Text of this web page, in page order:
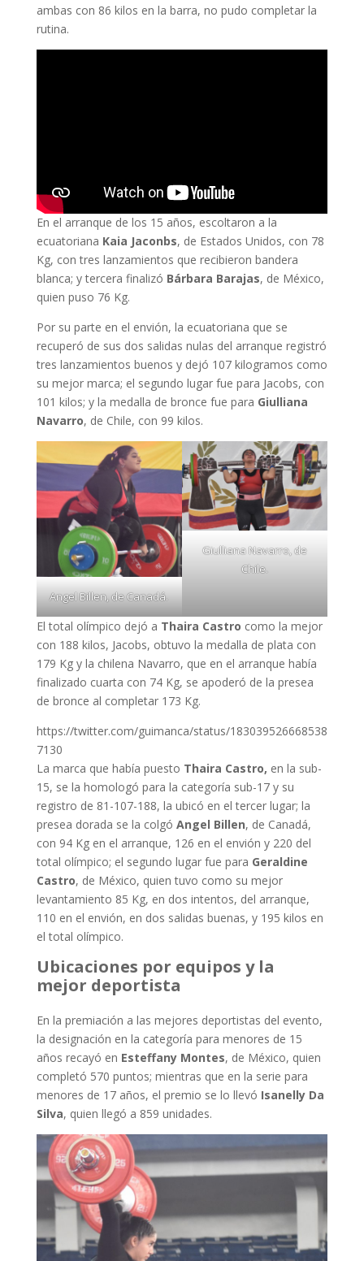
ambas con 86 kilos en la barra, no pudo completar la
rutina.
En el arranque de los 15 años, escoltaron a la
ecuatoriana Kaia Jaconbs, de Estados Unidos, con 78
Kg, con tres lanzamientos que recibieron bandera
blanca; y tercera finalizó Bárbara Barajas, de México,
quien puso 76 Kg.
Por su parte en el envión, la ecuatoriana que se
recuperó de sus dos salidas nulas del arranque registró
tres lanzamientos buenos y dejó 107 kilogramos como
su mejor marca; el segundo lugar fue para Jacobs, con
101 kilos; y la medalla de bronce fue para Giulliana
Navarro, de Chile, con 99 kilos.
Angel Billen, de Canadá.
Giulliana Navarro, de
Chile.
El total olímpico dejó a Thaira Castro como la mejor
con 188 kilos, Jacobs, obtuvo la medalla de plata con
179 Kg y la chilena Navarro, que en el arranque había
finalizado cuarta con 74 Kg, se apoderó de la presea
de bronce al completar 173 Kg.
https://twitter.com/guimanca/status/183039526668538
7130
La marca que había puesto Thaira Castro, en la sub-
15, se la homologó para la categoría sub-17 y su
registro de 81-107-188, la ubicó en el tercer lugar; la
presea dorada se la colgó Angel Billen, de Canadá,
con 94 Kg en el arranque, 126 en el envión y 220 del
total olímpico; el segundo lugar fue para Geraldine
Castro, de México, quien tuvo como su mejor
levantamiento 85 Kg, en dos intentos, del arranque,
110 en el envión, en dos salidas buenas, y 195 kilos en
el total olímpico.
Ubicaciones por equipos y la
mejor deportista
En la premiación a las mejores deportistas del evento,
la designación en la categoría para menores de 15
años recayó en Esteffany Montes, de México, quien
completó 570 puntos; mientras que en la serie para
menores de 17 años, el premio se lo llevó Isanelly Da
Silva, quien llegó a 859 unidades.